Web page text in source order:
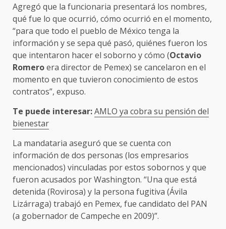
Agregó que la funcionaria presentará los nombres,
qué fue lo que ocurrió, cómo ocurrió en el momento,
“para que todo el pueblo de México tenga la
información y se sepa qué pasó, quiénes fueron los
que intentaron hacer el soborno y cómo (Octavio
Romeroera director de Pemex) se cancelaron en el
momento en que tuvieron conocimiento de estos
contratos”, expuso.
Te puede interesar:AMLO ya cobra su pensión del
bienestar
La mandataria aseguró que se cuenta con
información de dos personas (los empresarios
mencionados) vinculadas por estos sobornos y que
fueron acusados por Washington. “Una que está
detenida (Rovirosa) y la persona fugitiva (Ávila
Lizárraga) trabajó en Pemex, fue candidato del PAN
(a gobernador de Campeche en 2009)”.